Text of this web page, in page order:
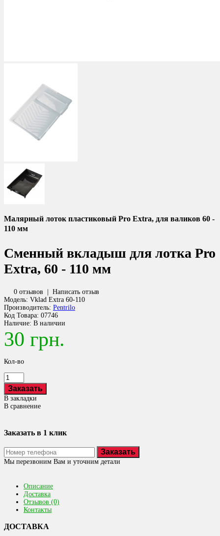
Малярный лоток пластиковый Pro Extra, для валиков 60 -
110 мм
Сменный вкладыш для лотка Pro
Extra, 60 - 110 мм
0 отзывов
Написать отзыв
Модель: Vklad Extra 60-110
Производитель: Pentrilo
Код Товара: 07746
Наличие: В наличии
30 грн.
Кол-во
В закладки
В сравнение
Заказать в 1 клик
Заказать
Мы перезвоним Вам и уточним детали
Описание
Доставка
Отзывов (0)
Контакты
ДОСТАВКА